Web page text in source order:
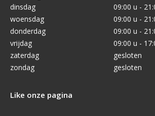
dinsdag
09:00 u -
woensdag
09:00 u -
donderdag
09:00 u -
vrijdag
09:00 u -
zaterdag
gesloten
zondag
gesloten
Like onze pagina